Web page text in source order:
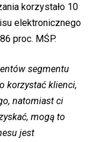
korzystało 10
elektronicznego
proc. MŚP.
segmentu
korzystać klienci,
natomiast ci
mogą to
jest